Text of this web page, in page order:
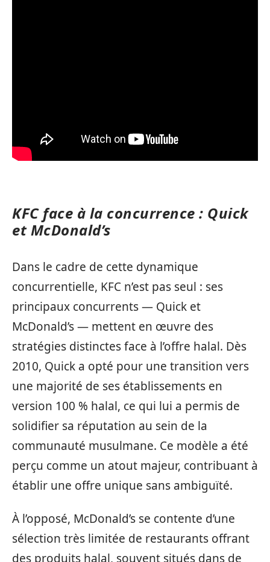
KFC face à la concurrence : Quick
et McDonald’s
Dans le cadre de cette dynamique
concurrentielle, KFC n’est pas seul : ses
principaux concurrents — Quick et
McDonald’s — mettent en œuvre des
stratégies distinctes face à l’offre halal. Dès
2010, Quick a opté pour une transition vers
une majorité de ses établissements en
version 100 % halal, ce qui lui a permis de
solidifier sa réputation au sein de la
communauté musulmane. Ce modèle a été
perçu comme un atout majeur, contribuant à
établir une offre unique sans ambiguïté.
À l’opposé, McDonald’s se contente d’une
sélection très limitée de restaurants offrant
des produits halal, souvent situés dans de